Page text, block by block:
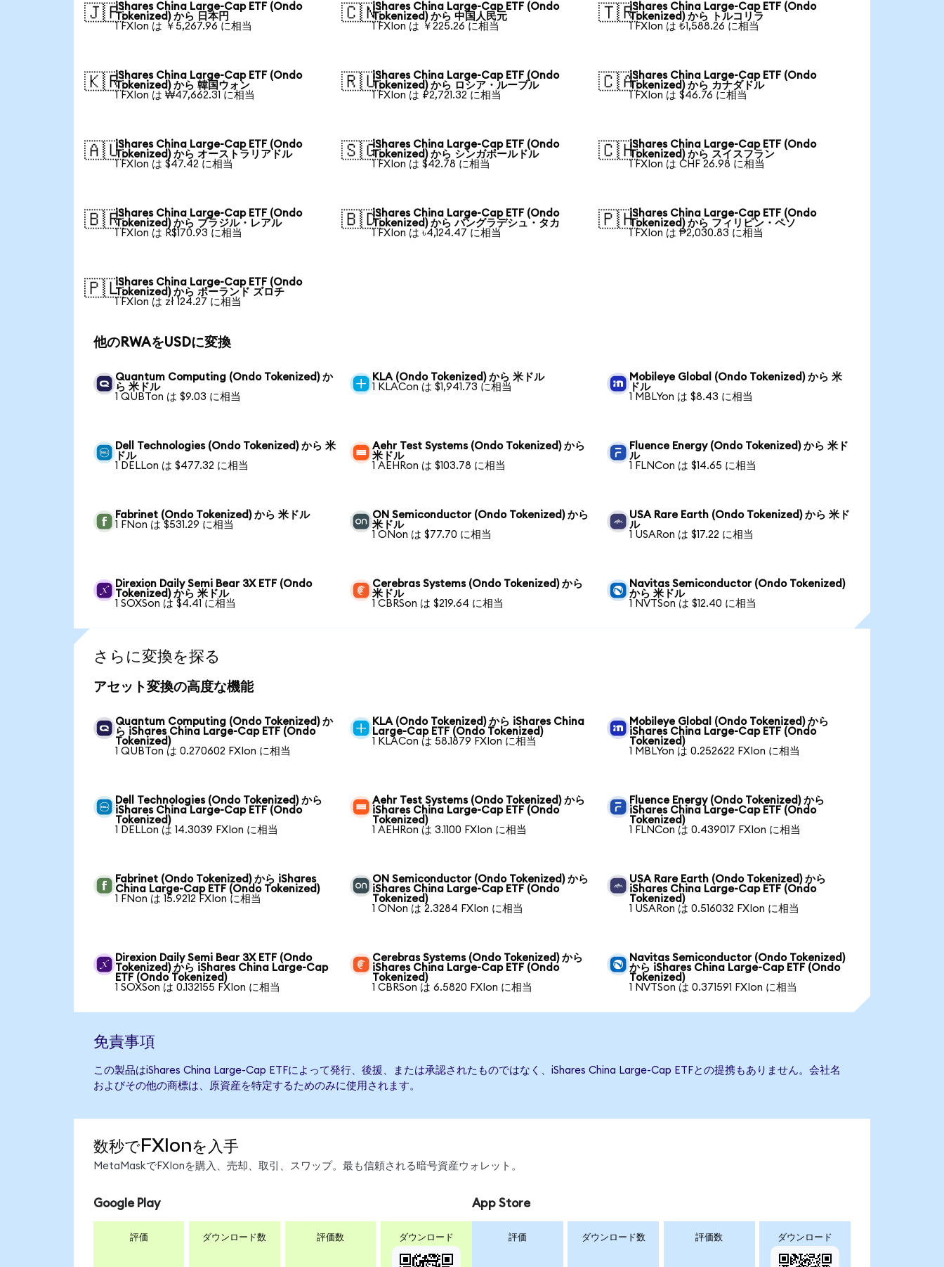
🇯🇵iShares China Large-Cap ETF (Ondo
Tokenized) から 日本円
1 FXIon は ￥5,267.96 に相当
🇨🇳iShares China Large-Cap ETF (Ondo
Tokenized) から 中国人民元
1 FXIon は ￥225.26 に相当
🇹🇷iShares China Large-Cap ETF (Ondo
Tokenized) から トルコリラ
1 FXIon は ₺1,588.26 に相当
🇰🇷iShares China Large-Cap ETF (Ondo
Tokenized) から 韓国ウォン
1 FXIon は ₩47,662.31 に相当
🇷🇺iShares China Large-Cap ETF (Ondo
Tokenized) から ロシア・ルーブル
1 FXIon は ₽2,721.32 に相当
🇨🇦iShares China Large-Cap ETF (Ondo
Tokenized) から カナダドル
1 FXIon は $46.76 に相当
🇦🇺iShares China Large-Cap ETF (Ondo
Tokenized) から オーストラリアドル
1 FXIon は $47.42 に相当
🇸🇬iShares China Large-Cap ETF (Ondo
Tokenized) から シンガポールドル
1 FXIon は $42.78 に相当
🇨🇭iShares China Large-Cap ETF (Ondo
Tokenized) から スイスフラン
1 FXIon は CHF 26.98 に相当
🇧🇷iShares China Large-Cap ETF (Ondo
Tokenized) から ブラジル・レアル
1 FXIon は R$170.93 に相当
🇧🇩iShares China Large-Cap ETF (Ondo
Tokenized) から バングラデシュ・タカ
1 FXIon は ৳4,124.47 に相当
🇵🇭iShares China Large-Cap ETF (Ondo
Tokenized) から フィリピン・ペソ
1 FXIon は ₱2,030.83 に相当
🇵🇱iShares China Large-Cap ETF (Ondo
Tokenized) から ポーランド ズロチ
1 FXIon は zł 124.27 に相当
他のRWAをUSDに変換
Quantum Computing (Ondo Tokenized) か
ら 米ドル
1 QUBTon は $9.03 に相当
KLA (Ondo Tokenized) から 米ドル
1 KLACon は $1,941.73 に相当
Mobileye Global (Ondo Tokenized) から 米
ドル
1 MBLYon は $8.43 に相当
Dell Technologies (Ondo Tokenized) から 米
ドル
1 DELLon は $477.32 に相当
Aehr Test Systems (Ondo Tokenized) から
米ドル
1 AEHRon は $103.78 に相当
Fluence Energy (Ondo Tokenized) から 米ド
ル
1 FLNCon は $14.65 に相当
Fabrinet (Ondo Tokenized) から 米ドル
1 FNon は $531.29 に相当
ON Semiconductor (Ondo Tokenized) から
米ドル
1 ONon は $77.70 に相当
USA Rare Earth (Ondo Tokenized) から 米ド
ル
1 USARon は $17.22 に相当
Direxion Daily Semi Bear 3X ETF (Ondo
Tokenized) から 米ドル
1 SOXSon は $4.41 に相当
Cerebras Systems (Ondo Tokenized) から
米ドル
1 CBRSon は $219.64 に相当
Navitas Semiconductor (Ondo Tokenized)
から 米ドル
1 NVTSon は $12.40 に相当
さらに変換を探る
アセット変換の高度な機能
Quantum Computing (Ondo Tokenized) か
ら iShares China Large-Cap ETF (Ondo
Tokenized)
1 QUBTon は 0.270602 FXIon に相当
KLA (Ondo Tokenized) から iShares China
Large-Cap ETF (Ondo Tokenized)
1 KLACon は 58.1879 FXIon に相当
Mobileye Global (Ondo Tokenized) から
iShares China Large-Cap ETF (Ondo
Tokenized)
1 MBLYon は 0.252622 FXIon に相当
Dell Technologies (Ondo Tokenized) から
iShares China Large-Cap ETF (Ondo
Tokenized)
1 DELLon は 14.3039 FXIon に相当
Aehr Test Systems (Ondo Tokenized) から
iShares China Large-Cap ETF (Ondo
Tokenized)
1 AEHRon は 3.1100 FXIon に相当
Fluence Energy (Ondo Tokenized) から
iShares China Large-Cap ETF (Ondo
Tokenized)
1 FLNCon は 0.439017 FXIon に相当
Fabrinet (Ondo Tokenized) から iShares
China Large-Cap ETF (Ondo Tokenized)
1 FNon は 15.9212 FXIon に相当
ON Semiconductor (Ondo Tokenized) から
iShares China Large-Cap ETF (Ondo
Tokenized)
1 ONon は 2.3284 FXIon に相当
USA Rare Earth (Ondo Tokenized) から
iShares China Large-Cap ETF (Ondo
Tokenized)
1 USARon は 0.516032 FXIon に相当
Direxion Daily Semi Bear 3X ETF (Ondo
Tokenized) から iShares China Large-Cap
ETF (Ondo Tokenized)
1 SOXSon は 0.132155 FXIon に相当
Cerebras Systems (Ondo Tokenized) から
iShares China Large-Cap ETF (Ondo
Tokenized)
1 CBRSon は 6.5820 FXIon に相当
Navitas Semiconductor (Ondo Tokenized)
から iShares China Large-Cap ETF (Ondo
Tokenized)
1 NVTSon は 0.371591 FXIon に相当
免責事項
この製品はiShares China Large-Cap ETFによって発行、後援、または承認されたものではなく、iShares China Large-Cap ETFとの提携もありません。会社名
およびその他の商標は、原資産を特定するためのみに使用されます。
数秒でFXIonを入手
MetaMaskでFXIonを購入、売却、取引、スワップ。最も信頼される暗号資産ウォレット。
Google Play
評価 ダウンロード数 評価数 ダウンロード
App Store
評価 ダウンロード数 評価数 ダウンロード